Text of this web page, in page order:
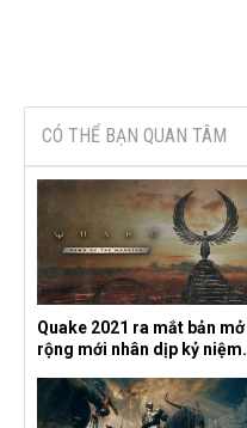
CÓ THỂ BẠN QUAN TÂM
Quake 2021 ra mắt bản mở
rộng mới nhân dịp kỷ niệm
the Machine